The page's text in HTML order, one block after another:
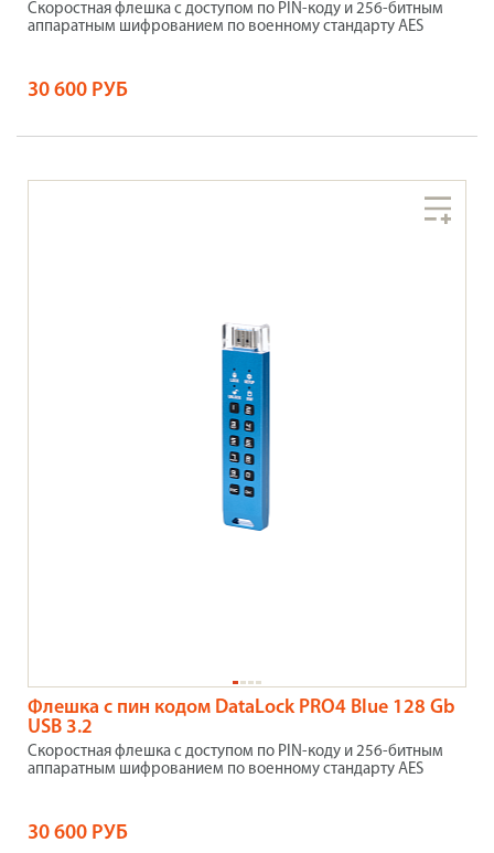
Скоростная флешка с доступом по PIN-коду и 256-битным
аппаратным шифрованием по военному стандарту AES
30 600 РУБ
Флешка с пин кодом DataLock PRO4 Blue 128 Gb
USB 3.2
Скоростная флешка с доступом по PIN-коду и 256-битным
аппаратным шифрованием по военному стандарту AES
30 600 РУБ